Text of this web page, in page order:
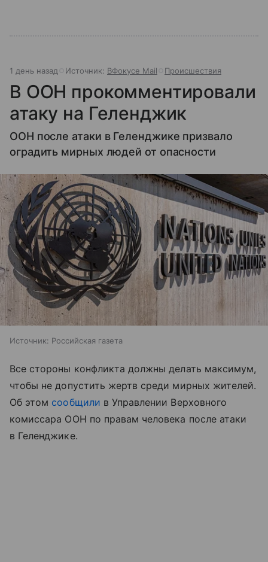
1 день назад Источник: ВФокусе Mail Происшествия
В ООН прокомментировали
атаку на Геленджик
ООН после атаки в Геленджике призвало
оградить мирных людей от опасности
Источник: Российская газета
Все стороны конфликта должны делать максимум,
чтобы не допустить жертв среди мирных жителей.
Об этом сообщили в Управлении Верховного
комиссара ООН по правам человека после атаки
в Геленджике.